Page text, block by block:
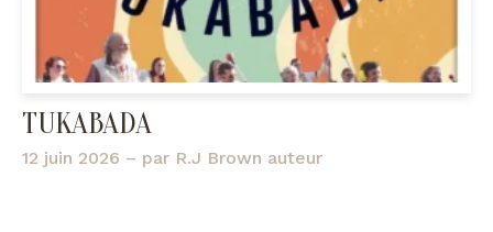
TUKABADA
12 juin 2026 – par R.J Brown auteur